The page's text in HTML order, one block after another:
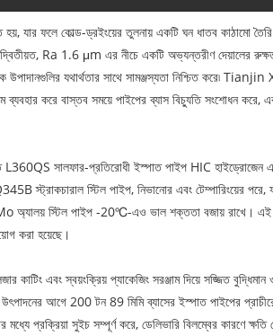
হয়, যার ফলে কোল্ড-ড্রইংয়ের তুলনায় একটি ঘন ধাতব কাঠামো
Ra 1.6 μm এর নীচে একটি অভ্যন্তরীণ দেয়ালের
উপাদানগুলির যথার্থতার সাথে সামঞ্জস্যতা নিশ্চিত করে৷
ব্যবহার করে বাস্তব সময়ে পাইপের ব্যাস বিচ্যুতি সংশোধন করে,
L360QS সালফার-প্রতিরোধী ইস্পাত পাইপ HIC হাইড্রোজেন
স্ট্রাকচারাল স্টিল পাইপ, নিভানোর এবং টেম্পারিংয়ের
অ্যালয় স্টিল পাইপ -20℃-এও ভাল শক্ততা বজায় রাখে। এই
করা হয়েছে।
কাটিং এবং স্বয়ংক্রিয় প্যাকেজিং সরঞ্জাম দিয়ে সজ্জিত
আগে 200 টন 89 মিমি ব্যাসের ইস্পাত পাইপের
মধ্যে প্রক্রিয়া সুইচ সম্পূর্ণ করে, ডেলিভারি বিলম্বের কারণে